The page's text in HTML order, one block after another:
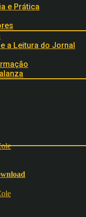
e Prática
a Leitura do Jornal